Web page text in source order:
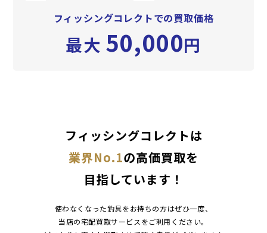
フィッシングコレクトでの買取価格
最大 50,000円
フィッシングコレクトは
業界No.1の高価買取を
目指しています！
使わなくなった釣具をお持ちの方はぜひ一度、
当店の宅配買取サービスをご利用ください。